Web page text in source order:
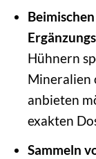
Hühnern
Mineralien
anbieten
exakten
Sammeln